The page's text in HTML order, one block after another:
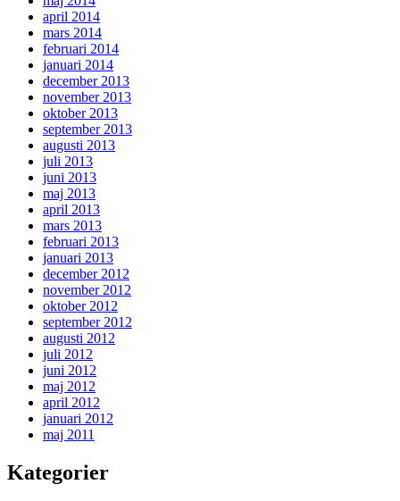
april 2014
mars 2014
februari 2014
januari 2014
december 2013
november 2013
oktober 2013
september 2013
augusti 2013
juli 2013
juni 2013
maj 2013
april 2013
mars 2013
februari 2013
januari 2013
december 2012
november 2012
oktober 2012
september 2012
augusti 2012
juli 2012
juni 2012
maj 2012
april 2012
januari 2012
maj 2011
Kategorier